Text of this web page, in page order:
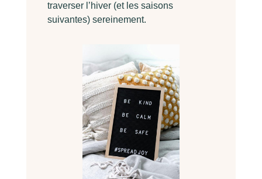
traverser l’hiver (et les saisons
suivantes) sereinement.